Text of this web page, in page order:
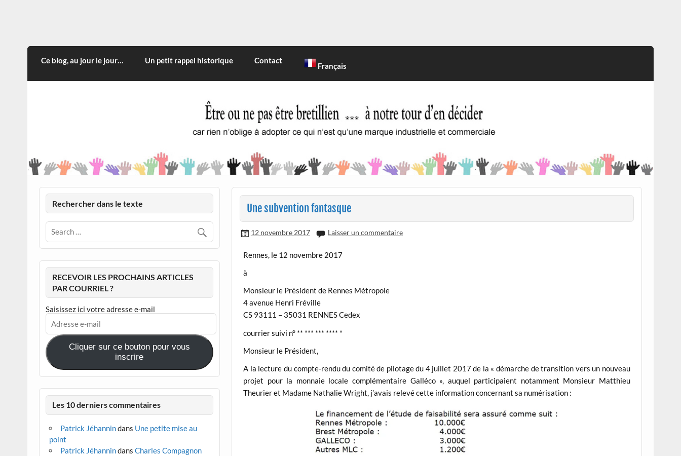
CITOYEN D'ILLE-ET-VILAINE
Ce blog, au jour le jour… Un petit rappel historique Contact
Français
Une subvention fantasque
12 novembre 2017 Laisser un commentaire
Rennes, le 12 novembre 2017
à
Monsieur le Président de Rennes Métropole
4 avenue Henri Fréville
CS 93111 – 35031 RENNES Cedex
courrier suivi n° ** *** *** **** *
Monsieur le Président,
A la lecture du compte-rendu du comité de pilotage du 4 juillet 2017 de la « démarche de transition vers un nouveau
projet pour la monnaie locale complémentaire Galléco », auquel participaient notamment Monsieur Matthieu
Theurier et Madame Nathalie Wright, j’avais relevé cette information concernant sa numérisation :
Rechercher dans le texte
RECEVOIR LES PROCHAINS ARTICLES
PAR COURRIEL ?
Saisissez ici votre adresse e-mail
Adresse
e-
mail
Cliquer sur ce bouton pour vous
inscrire
Les 10 derniers commentaires
Patrick Jéhannindans Une petite mise au
point
Patrick Jéhannindans Charles Compagnon